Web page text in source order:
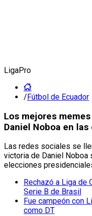
LigaPro
/Fútbol de Ecuador
Los mejores
Daniel Noboa en
Las redes sociales se
victoria de Daniel Noboa
elecciones
Rechazó a Liga de
Serie B de Brasil
Fue campeón con
como DT